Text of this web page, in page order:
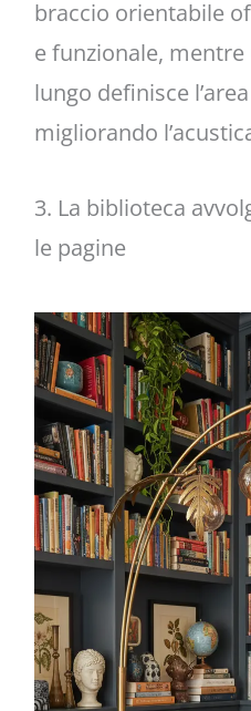
braccio orientabile
e funzionale,
lungo definisce
migliorando
3. La biblioteca
le pagine